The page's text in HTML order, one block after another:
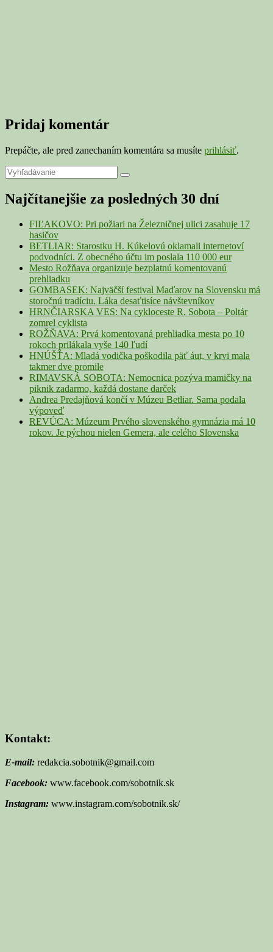
Pridaj komentár
Prepáčte, ale pred zanechaním komentára sa musíte prihlásiť.
Primary
Sidebar
Widget
Area
Search
for:
Search
Najčítanejšie za posledných 30 dní
FIĽAKOVO: Pri požiari na Železničnej ulici zasahuje 17
hasičov
BETLIAR: Starostku H. Kúkelovú oklamali internetoví
podvodníci. Z obecného účtu im poslala 110 000 eur
Mesto Rožňava organizuje bezplatnú komentovanú
prehliadku
GOMBASEK: Najväčší festival Maďarov na Slovensku má
storočnú tradíciu. Láka desaťtisíce návštevníkov
HRNČIARSKA VES: Na cykloceste R. Sobota – Poltár
zomrel cyklista
ROŽŇAVA: Prvá komentovaná prehliadka mesta po 10
rokoch prilákala vyše 140 ľudí
HNÚŠŤA: Mladá vodička poškodila päť áut, v krvi mala
takmer dve promile
RIMAVSKÁ SOBOTA: Nemocnica pozýva mamičky na
piknik zadarmo, každá dostane darček
Andrea Predajňová končí v Múzeu Betliar. Sama podala
výpoveď
REVÚCA: Múzeum Prvého slovenského gymnázia má 10
rokov. Je pýchou nielen Gemera, ale celého Slovenska
Kontakt:
E-mail: redakcia.sobotnik@gmail.com
Facebook: www.facebook.com/sobotnik.sk
Instagram: www.instagram.com/sobotnik.sk/